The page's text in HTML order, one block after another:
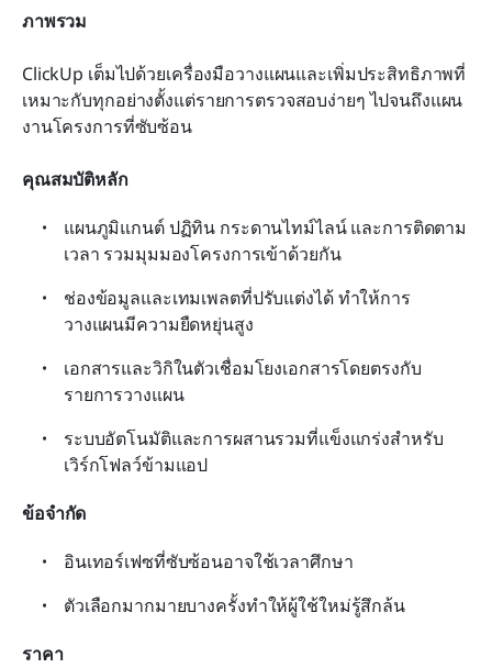
ภาพรวม
ClickUp เต็มไปด้วยเครื่องมือวางแผนและเพิ่มประสิทธิภาพที่
เหมาะกับทุกอย่างตั้งแต่รายการตรวจสอบง่ายๆ ไปจนถึงแผน
งานโครงการที่ซับซ้อน
คุณสมบัติหลัก
แผนภูมิแกนต์ ปฏิทิน กระดานไทม์ไลน์ และการติดตาม
เวลา รวมมุมมองโครงการเข้าด้วยกัน
ช่องข้อมูลและเทมเพลตที่ปรับแต่งได้ ทำให้การ
วางแผนมีความยืดหยุ่นสูง
เอกสารและวิกิในตัวเชื่อมโยงเอกสารโดยตรงกับ
รายการวางแผน
ระบบอัตโนมัติและการผสานรวมที่แข็งแกร่งสำหรับ
เวิร์กโฟลว์ข้ามแอป
ข้อจำกัด
อินเทอร์เฟซที่ซับซ้อนอาจใช้เวลาศึกษา
ตัวเลือกมากมายบางครั้งทำให้ผู้ใช้ใหม่รู้สึกล้น
ราคา